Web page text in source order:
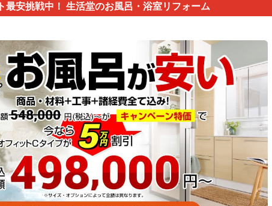
最安挑戦中！ 生活堂のお風呂・浴室リフォーム